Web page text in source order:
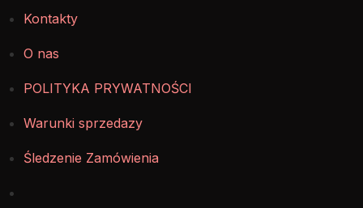
Kontakty
O nas
POLITYKA PRYWATNOŚCI
Warunki sprzedazy
Śledzenie Zamówienia